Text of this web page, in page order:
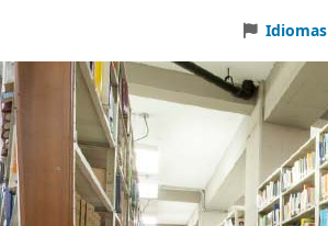
Idiomas